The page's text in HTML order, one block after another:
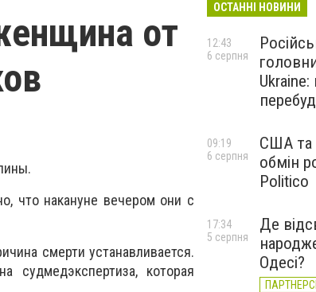
от
что накануне вечером они с
смерти устанавливается.
судмедэкспертиза, которая
ОСТАННІ НОВИНИ
12:43
6 серпня
США та
обмін
Politico
09:19
6 серпня
Де
Одесі?
17:34
5 серпня